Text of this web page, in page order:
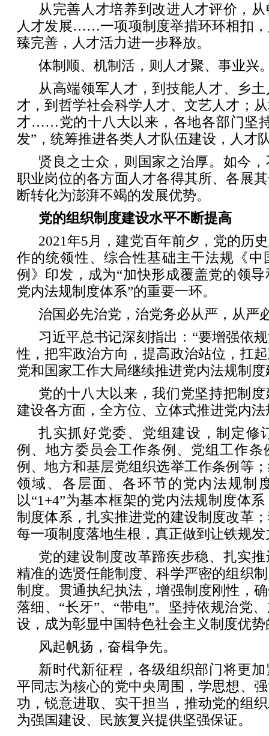
从完善人才培养到改进人才评价，
人才发展……一项项制度举措环环相扣
臻完善，人才活力进一步释放。
体制顺、机制活，则人才聚、事业兴
从高端领军人才，到技能人才、乡
才，到哲学社会科学人才、文艺人才；
才……党的十八大以来，各地各部门坚
发”，统筹推进各类人才队伍建设，人才
贤良之士众，则国家之治厚。如今
职业岗位的各方面人才各得其所、各展
断转化为澎湃不竭的发展优势。
党的组织制度建设水平不断提高
2021年5月，建党百年前夕，党的历
作的统领性、综合性基础主干法规《中
例》印发，成为“加快形成覆盖党的领
党内法规制度体系”的重要一环。
治国必先治党，治党务必从严，从严
习近平总书记深刻指出：“要增强依
性，把牢政治方向，提高政治站位，扛
党和国家工作大局继续推进党内法规制度
党的十八大以来，我们党坚持把制
建设各方面，全方位、立体式推进党内
扎实抓好党委、党组建设，制定修
例、地方委员会工作条例、党组工作条
例、地方和基层党组织选举工作条例等
领域、各层面、各环节的党内法规制
以“1+4”为基本框架的党内法规制度体
制度体系，扎实推进党的建设制度改革
每一项制度落地生根，真正做到让铁规
党的建设制度改革蹄疾步稳、扎实
精准的选贤任能制度、科学严密的组织
制度。贯通执纪执法，增强制度刚性，
落细、“长牙”、“带电”。坚持依规治党
设，成为彰显中国特色社会主义制度优
风起帆扬，奋楫争先。
新时代新征程，各级组织部门将更
平同志为核心的党中央周围，学思想、
功，锐意进取、实干担当，推动党的组
为强国建设、民族复兴提供坚强保证。